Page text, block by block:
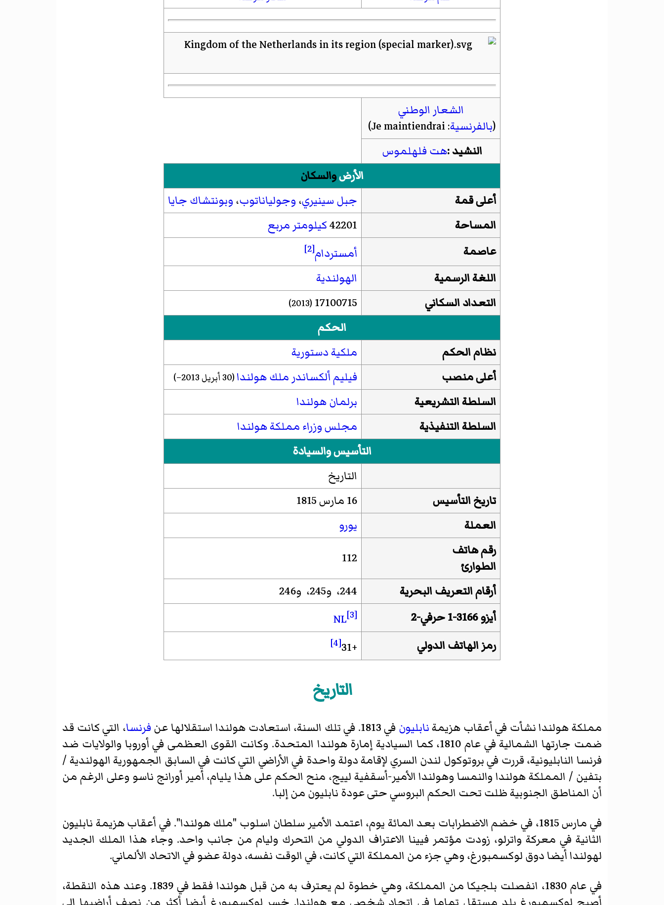
الشعار الوطني
(بالفرنسية:
Je maintiendrai
)‏
النشيد :هت فلهلموس
الأرضوالسكان
أعلى قمة
جبل سينيري، وجولياناتوب، وبونتشاك جايا
المساحة
42201كيلومتر مربع
عاصمة
أمستردام[2]
اللغة الرسمية
الهولندية
التعداد السكاني
17100715
(2013)
الحكم
نظام الحكم
ملكية دستورية
أعلى منصب
فيليم ألكساندر ملك هولندا (30 أبريل 2013–)
السلطة التشريعية
برلمان هولندا
السلطة التنفيذية
مجلس وزراء مملكة هولندا
التأسيس والسيادة
التاريخ
تاريخ التأسيس
16 مارس 1815
العملة
يورو
رقم هاتف
الطوارئ
112
أرقام التعريف البحرية
244، و245، و246
أيزو 3166-1 حرفي-2
NL[3]
رمز الهاتف الدولي +31
[4]
التاريخ
مملكة هولندا نشأت في أعقاب هزيمةنابليون في 1813. في تلك السنة، استعادت هولندا استقلالها عن فرنسا، التي كانت قد
ضمت جارتها الشمالية في عام 1810، كما السيادية
إمارة هولندا المتحدة. وكانت القوى العظمى في أوروبا والولايات ضد
فرنسا النابليونية، قررت في بروتوكول لندن السري لإقامة دولة واحدة في الأراضي التي كانت في السابق الجمهورية الهولندية /
بتفين / المملكة هولندا والنمسا وهولندا الأمير-أسقفية لييج، منح الحكم على هذا يليام، أمير أورانج ناسو وعلى الرغم من
أن المناطق الجنوبية ظلت تحت الحكم البروسي حتى عودة نابليون من إلبا.
في مارس 1815، في خضم الاضطرابات بعد المائة يوم، اعتمد الأمير سلطان اسلوب "ملك هولندا". في أعقاب هزيمة نابليون
الثانية في معركة واترلو، زودت مؤتمر فيينا الاعتراف الدولي من التحرك وليام من جانب واحد. وجاء هذا الملك الجديد
لهولندا أيضا دوق لوكسمبورغ، وهي جزء من المملكة التي كانت، في الوقت نفسه، دولة عضو في الاتحاد الألماني.
في عام 1830، انفصلت بلجيكا من المملكة، وهي خطوة لم يعترف به من قبل هولندا فقط في 1839. وعند هذه النقطة،